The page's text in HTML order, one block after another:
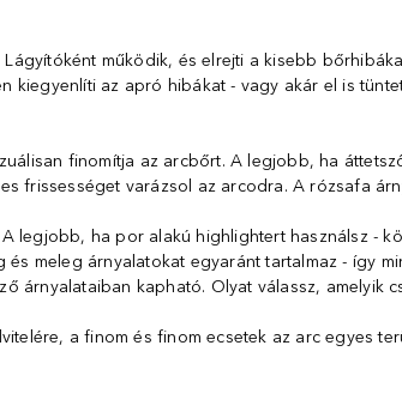
működik, és elrejti a kisebb
az apró hibákat - vagy akár el is
finomítja az arcbőrt. A legjobb, ha
frissességet varázsol az arcodra. A rózsafa
ha por alakú highlightert használsz -
meleg árnyalatokat egyaránt tartalmaz - így
árnyalataiban kapható. Olyat válassz, amelyik
a finom és finom ecsetek az arc egyes